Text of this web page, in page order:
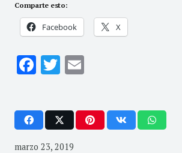
Comparte esto:
Facebook X
Facebook
Twitter
marzo 23, 2019